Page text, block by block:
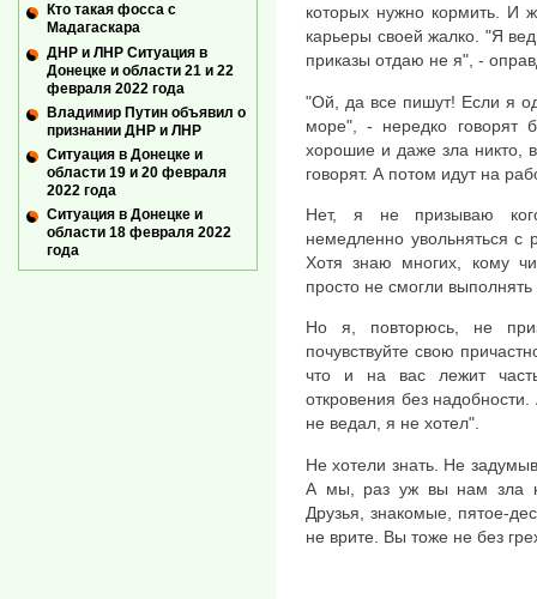
которых нужно кормить. И
карьеры своей жалко. "Я
приказы отдаю не я", -
"Ой, да все пишут! Если я
море", - нередко говорят
хорошие и даже зла никто,
говорят. А потом идут на
Нет, я не призываю
немедленно увольняться с
Хотя знаю многих, кому
просто не смогли
Но я, повторюсь, не
почувствуйте свою
что и на вас лежит
откровения без
не ведал, я не хотел".
Не хотели знать. Не
А мы, раз уж вы нам зла
Друзья, знакомые, пятое-
не врите. Вы тоже не без
Кто такая фосса с
Мадагаскара
ДНР и ЛНР Ситуация в
Донецке и области 21 и 22
февраля 2022 года
Владимир Путин объявил о
признании ДНР и ЛНР
Ситуация в Донецке и
области 19 и 20 февраля
2022 года
Ситуация в Донецке и
области 18 февраля 2022
года